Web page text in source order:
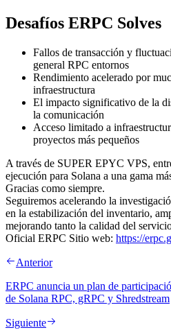
Desafíos ERPC Solves
Fallos de transacción y
general RPC entornos
Rendimiento acelerado por
infraestructura
El impacto significativo de la
la comunicación
Acceso limitado a
proyectos más pequeños
A través de SUPER EPYC VPS,
ejecución para Solana a una gama
Gracias como siempre.
Seguiremos acelerando la
en la estabilización del inventario,
mejorando tanto la calidad del
Oficial ERPC Sitio web: https://
Anterior
ERPC anuncia un plan de
de Solana RPC, gRPC y Shredstream
Siguiente